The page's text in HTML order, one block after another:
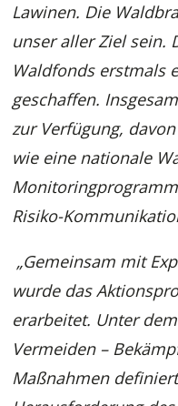
Lawinen. Die
unser aller Ziel sein.
Waldfonds erstmals
geschaffen.
zur Verfügung,
wie eine nationale
Risiko-
„Gemeinsam mit
wurde das
erarbeitet. Unter
Vermeiden –
Maßnahmen